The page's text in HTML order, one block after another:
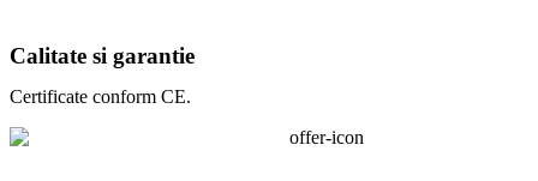
Calitate si garantie
Certificate conform CE.